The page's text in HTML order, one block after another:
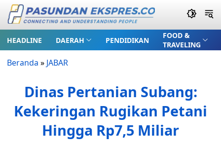
HEADLINE DAERAH PENDIDIKAN
FOOD &
TRAVELING
Beranda » JABAR
Dinas Pertanian Subang:
Kekeringan Rugikan Petani
Hingga Rp7,5 Miliar